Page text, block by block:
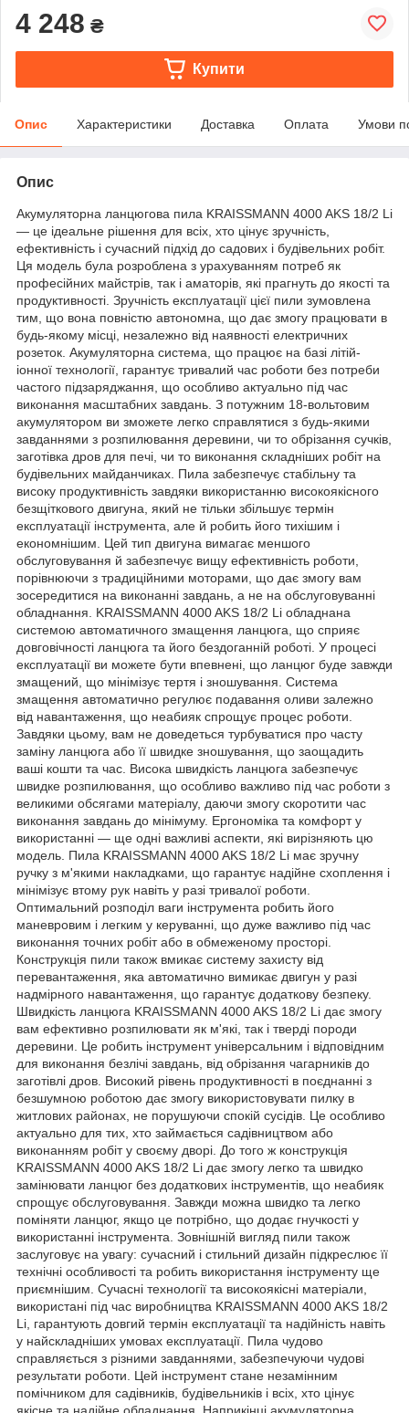
4 248 ₴
Купити
Опис Характеристики Доставка Оплата Умови
Опис
Акумуляторна ланцюгова пила KRAISSMANN 4000 AKS 18/2 Li
— це ідеальне рішення для всіх, хто цінує зручність,
ефективність і сучасний підхід до садових і будівельних робіт.
Ця модель була розроблена з урахуванням потреб як
професійних майстрів, так і аматорів, які прагнуть до якості та
продуктивності. Зручність експлуатації цієї пили зумовлена
тим, що вона повністю автономна, що дає змогу працювати в
будь-якому місці, незалежно від наявності електричних
розеток. Акумуляторна система, що працює на базі літій-
іонної технології, гарантує тривалий час роботи без потреби
частого підзаряджання, що особливо актуально під час
виконання масштабних завдань. З потужним 18-вольтовим
акумулятором ви зможете легко справлятися з будь-якими
завданнями з розпилювання деревини, чи то обрізання сучків,
заготівка дров для печі, чи то виконання складніших робіт на
будівельних майданчиках. Пила забезпечує стабільну та
високу продуктивність завдяки використанню високоякісного
безщіткового двигуна, який не тільки збільшує термін
експлуатації інструмента, але й робить його тихішим і
економнішим. Цей тип двигуна вимагає меншого
обслуговування й забезпечує вищу ефективність роботи,
порівнюючи з традиційними моторами, що дає змогу вам
зосередитися на виконанні завдань, а не на обслуговуванні
обладнання. KRAISSMANN 4000 AKS 18/2 Li обладнана
системою автоматичного змащення ланцюга, що сприяє
довговічності ланцюга та його бездоганній роботі. У процесі
експлуатації ви можете бути впевнені, що ланцюг буде завжди
змащений, що мінімізує тертя і зношування. Система
змащення автоматично регулює подавання оливи залежно
від навантаження, що неабияк спрощує процес роботи.
Завдяки цьому, вам не доведеться турбуватися про часту
заміну ланцюга або її швидке зношування, що заощадить
ваші кошти та час. Висока швидкість ланцюга забезпечує
швидке розпилювання, що особливо важливо під час роботи з
великими обсягами матеріалу, даючи змогу скоротити час
виконання завдань до мінімуму. Ергономіка та комфорт у
використанні — ще одні важливі аспекти, які вирізняють цю
модель. Пила KRAISSMANN 4000 AKS 18/2 Li має зручну
ручку з м'якими накладками, що гарантує надійне схоплення і
мінімізує втому рук навіть у разі тривалої роботи.
Оптимальний розподіл ваги інструмента робить його
маневровим і легким у керуванні, що дуже важливо під час
виконання точних робіт або в обмеженому просторі.
Конструкція пили також вмикає систему захисту від
перевантаження, яка автоматично вимикає двигун у разі
надмірного навантаження, що гарантує додаткову безпеку.
Швидкість ланцюга KRAISSMANN 4000 AKS 18/2 Li дає змогу
вам ефективно розпилювати як м'які, так і тверді породи
деревини. Це робить інструмент універсальним і відповідним
для виконання безлічі завдань, від обрізання чагарників до
заготівлі дров. Високий рівень продуктивності в поєднанні з
безшумною роботою дає змогу використовувати пилку в
житлових районах, не порушуючи спокій сусідів. Це особливо
актуально для тих, хто займається садівництвом або
виконанням робіт у своєму дворі. До того ж конструкція
KRAISSMANN 4000 AKS 18/2 Li дає змогу легко та швидко
замінювати ланцюг без додаткових інструментів, що неабияк
спрощує обслуговування. Завжди можна швидко та легко
поміняти ланцюг, якщо це потрібно, що додає гнучкості у
використанні інструмента. Зовнішній вигляд пили також
заслуговує на увагу: сучасний і стильний дизайн підкреслює її
технічні особливості та робить використання інструменту ще
приємнішим. Сучасні технології та високоякісні матеріали,
використані під час виробництва KRAISSMANN 4000 AKS 18/2
Li, гарантують довгий термін експлуатації та надійність навіть
у найскладніших умовах експлуатації. Пила чудово
справляється з різними завданнями, забезпечуючи чудові
результати роботи. Цей інструмент стане незамінним
помічником для садівників, будівельників і всіх, хто цінує
якісне та надійне обладнання. Наприкінці акумуляторна